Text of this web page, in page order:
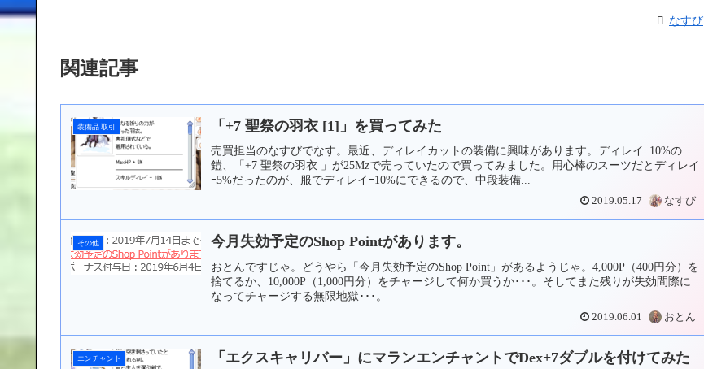
なすび
関連記事
装備品 取引 「+7 聖祭の羽衣 [1]」を買ってみた
売買担当のなすびでなす。最近、ディレイカットの装備に興味があります。ディレイｰ10%の
鎧、「+7 聖祭の羽衣 」が25Mzで売っていたので買ってみました。用心棒のスーツだとディレイ
ｰ5%だったのが、服でディレイｰ10%にできるので、中段装備...
2019.05.17 なすび
その他 今月失効予定のShop Pointがあります。
おとんですじゃ。どうやら「今月失効予定のShop Point」があるようじゃ。4,000P（400円分）を
捨てるか、10,000P（1,000円分）をチャージして何か買うか･･･。そしてまた残りが失効間際に
なってチャージする無限地獄･･･。
2019.06.01 おとん
エンチャント 「エクスキャリバー」にマランエンチャントでDex+7ダブルを付けてみた